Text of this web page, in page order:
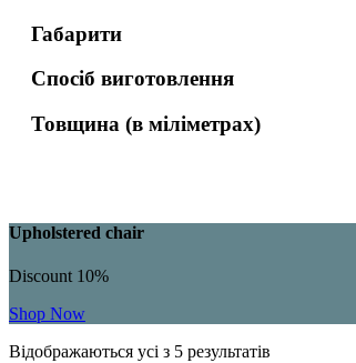
Габарити
Спосіб виготовлення
Товщина (в міліметрах)
Upholstered chair
Discount 10%
Shop Now
Відображаються усі з 5 результатів